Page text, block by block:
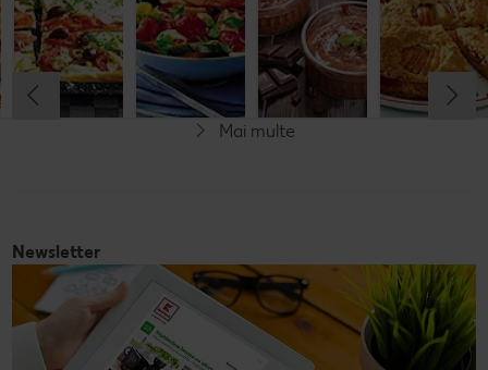
Cel mult 60 minute
Simplu
Cel mult 30 minute
Simplu
Cel mult 60 minute
Simplu
Cel mult 60 minute
Simplu
Mai multe
Newsletter